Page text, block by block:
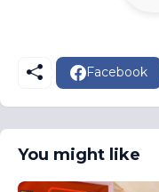
Facebook
You might like